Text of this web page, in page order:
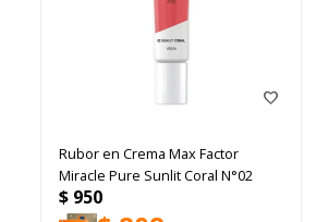
Rubor en Crema Max Factor
Miracle Pure Sunlit Coral N°02
$ 950